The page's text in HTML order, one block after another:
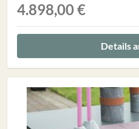
4.898,00 €
Details